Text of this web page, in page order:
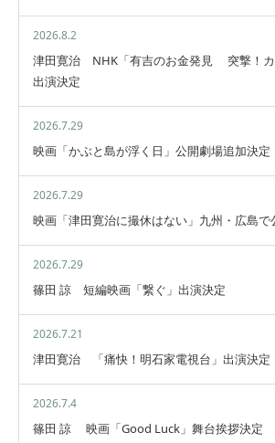
2026.8.2
津田寛治 NHK「有吉のお金発見 突撃！カ
出演決定
2026.7.29
映画「かぶと島が浮く日」公開劇場追加決定
2026.7.29
映画「津田寛治に撮休はない」九州・広島で
2026.7.29
篠田 諒 短編映画「繋ぐ」出演決定
2026.7.21
津田寛治 「痛快！明石家電視台」出演決定
2026.7.4
篠田 諒 映画「Good Luck」舞台挨拶決定